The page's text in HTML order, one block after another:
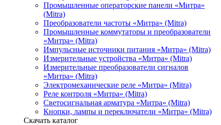
Промышленные операторские панели «Митра»
(Mitra)
Преобразователи частоты «Митра» (Mitra)
Промышленные коммутаторы и преобразователи
«Митра» (Mitra)
Импульсные источники питания «Митра» (Mitra)
Измерительные устройства «Митра» (Mitra)
Измерительные преобразователи сигналов
«Митра» (Mitra)
Электромеханические реле «Митра» (Mitra)
Реле контроля «Митра» (Mitra)
Светосигнальная арматура «Митра» (Mitra)
Кнопки, лампы и переключатели «Митра» (Mitra)
Скачать каталог